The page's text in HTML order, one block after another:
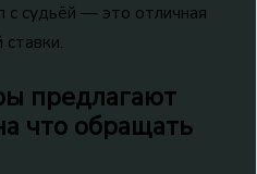
с судьёй — это отличная
предлагают
что обращать